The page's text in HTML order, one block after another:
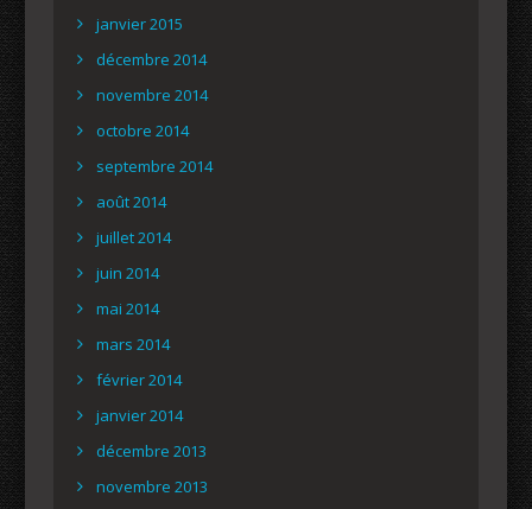
janvier 2015
décembre 2014
novembre 2014
octobre 2014
septembre 2014
août 2014
juillet 2014
juin 2014
mai 2014
mars 2014
février 2014
janvier 2014
décembre 2013
novembre 2013